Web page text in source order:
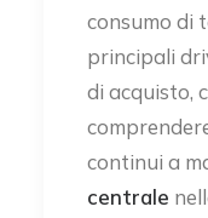
consumo di
principali
di acquisto,
continui a
centrale